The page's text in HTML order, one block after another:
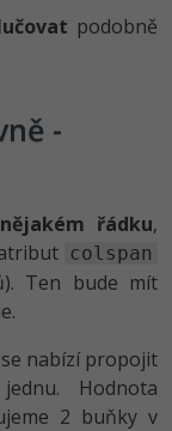
podobně
-
řádku,
colspan
Ten bude mít
nabízí propojit
Hodnota
2 buňky v